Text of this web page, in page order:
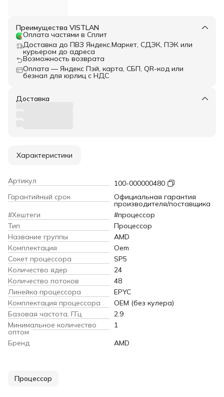
Преимущества VISTLAN
Оплата частями в Сплит
Доставка до ПВЗ Яндекс.Маркет, СДЭК, ПЭК или
курьером до адреса
Возможность возврата
Оплата — Яндекс Пэй, карта, СБП, QR-код или
безнал для юрлиц с НДС
Доставка
Характеристики
Артикул
100-000000480
Гарантийный срок
Официальная гарантия
производителя/поставщика
#Хештеги
#процессор
Тип
Процессор
Название группы
AMD
Комплектация
Oem
Сокет процессора
SP5
Количество ядер
24
Количество потоков
48
Линейка процессора
EPYC
Комплектация процессора
OEM (без кулера)
Базовая частота, ГГц
2.9
Минимальное количество
оптом
1
Бренд
AMD
Процессор